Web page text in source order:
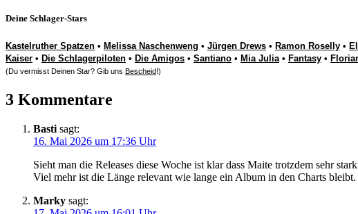
Deine Schlager-Stars
Kastelruther Spatzen • Melissa Naschenweng • Jürgen Drews • Ramon Roselly •
Kaiser • Die Schlagerpiloten • Die Amigos • Santiano • Mia Julia • Fantasy •
(Du vermisst Deinen Star? Gib uns Bescheid!)
3 Kommentare
Basti sagt:
16. Mai 2026 um 17:36 Uhr
Sieht man die Releases diese Woche ist klar dass Maite trotzdem sehr
Viel mehr ist die Länge relevant wie lange ein Album in den Charts bleibt.
Marky sagt: